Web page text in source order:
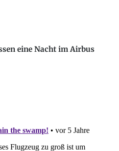
eine Nacht im Airbus